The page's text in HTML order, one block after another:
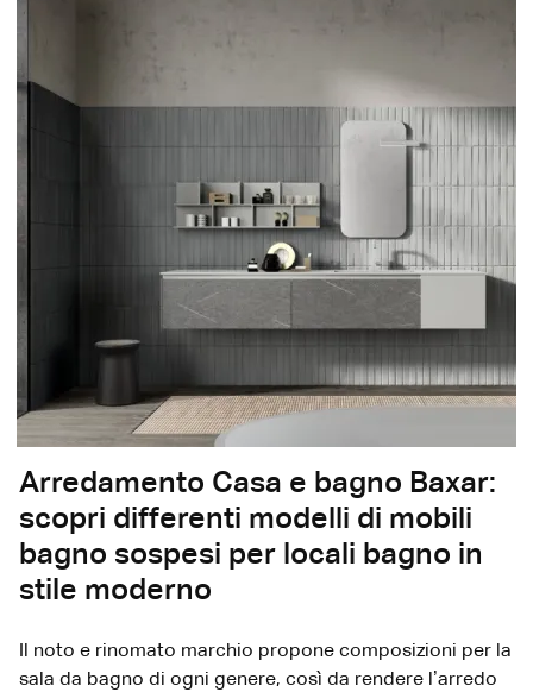
Arredamento Casa e bagno Baxar:
scopri differenti modelli di mobili
bagno sospesi per locali bagno in
stile moderno
Il noto e rinomato marchio propone composizioni per la
sala da bagno di ogni genere, così da rendere l’arredo